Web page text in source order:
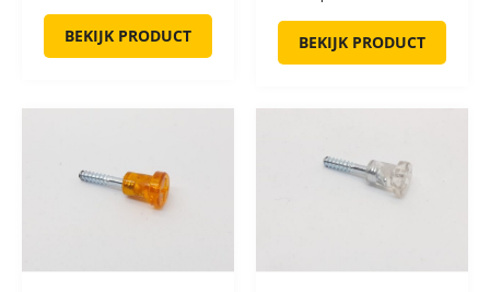
BEKIJK PRODUCT BEKIJK PRODUCT